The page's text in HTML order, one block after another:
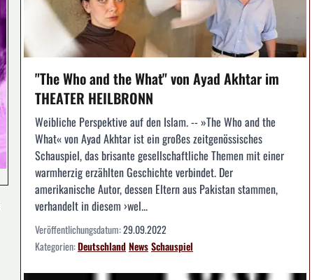
"The Who and the What" von Ayad Akhtar im
THEATER HEILBRONN
Weibliche Perspektive auf den Islam. -- »The Who and the
What« von Ayad Akhtar ist ein großes zeitgenössisches
Schauspiel, das brisante gesellschaftliche Themen mit einer
warmherzig erzählten Geschichte verbindet. Der
amerikanische Autor, dessen Eltern aus Pakistan stammen,
verhandelt in diesem ›wel...
Veröffentlichungsdatum:29.09.2022
Kategorien:DeutschlandNewsSchauspiel